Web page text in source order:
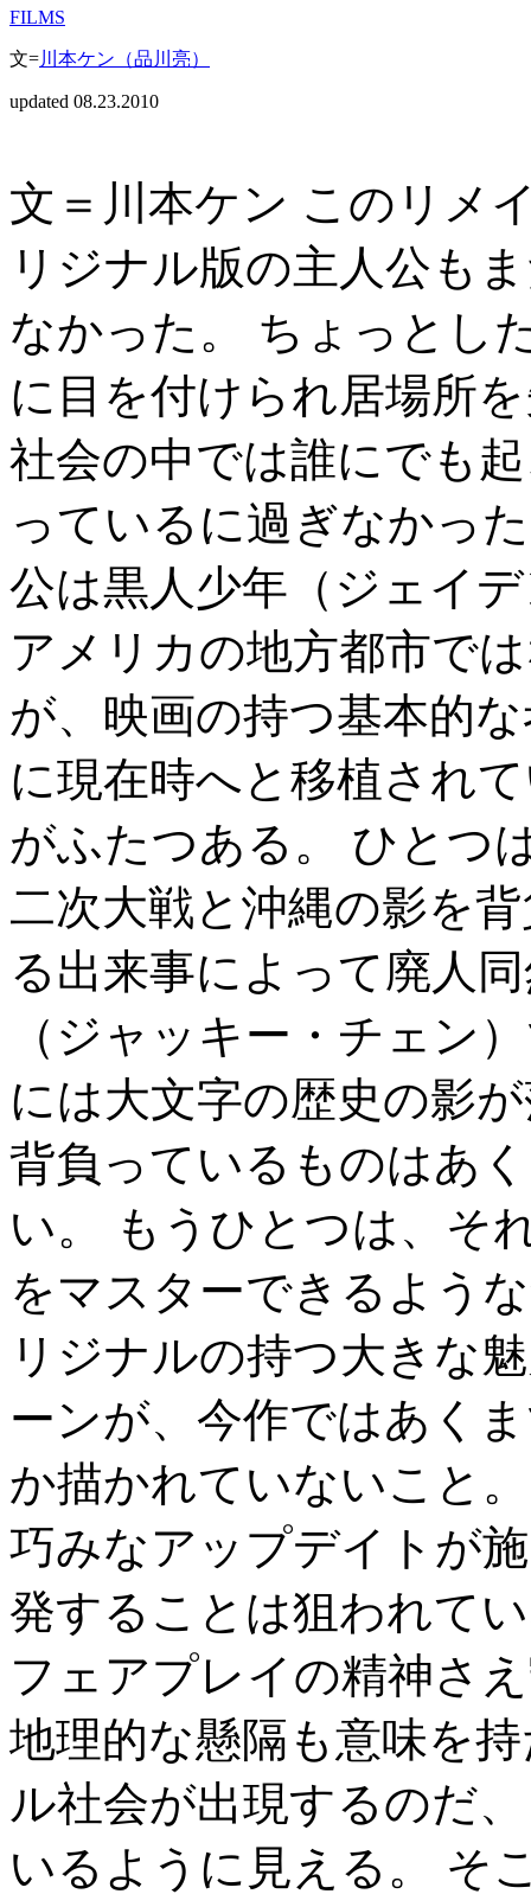
FILMS
文=川本ケン（品川亮）
updated 08.23.2010
文＝川本ケン このリメ
リジナル版の主人公も
なかった。 ちょっとし
に目を付けられ居場所
社会の中では誰にでも
っているに過ぎなかっ
公は黒人少年（ジェイ
アメリカの地方都市で
が、映画の持つ基本的
に現在時へと移植され
がふたつある。 ひとつ
二次大戦と沖縄の影を
る出来事によって廃人
（ジャッキー・チェン
には大文字の歴史の影
背負っているものはあ
い。 もうひとつは、そ
をマスターできるよう
リジナルの持つ大きな
ーンが、今作ではあく
か描かれていないこと
巧みなアップデイトが
発することは狙われて
フェアプレイの精神さ
地理的な懸隔も意味を
ル社会が出現するのだ
いるように見える。 そ